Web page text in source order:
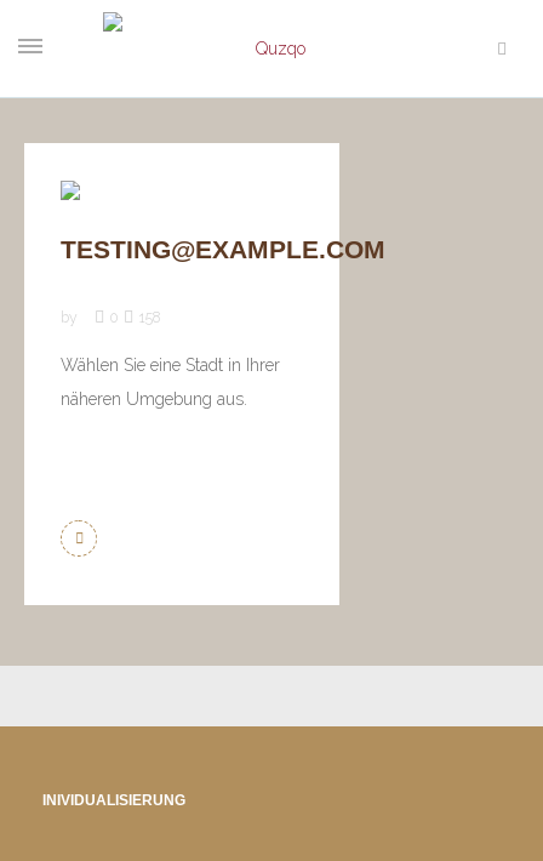
TESTING@EXAMPLE.COM
by 0 158
Wählen Sie eine Stadt in Ihrer
näheren Umgebung aus.
INIVIDUALISIERUNG